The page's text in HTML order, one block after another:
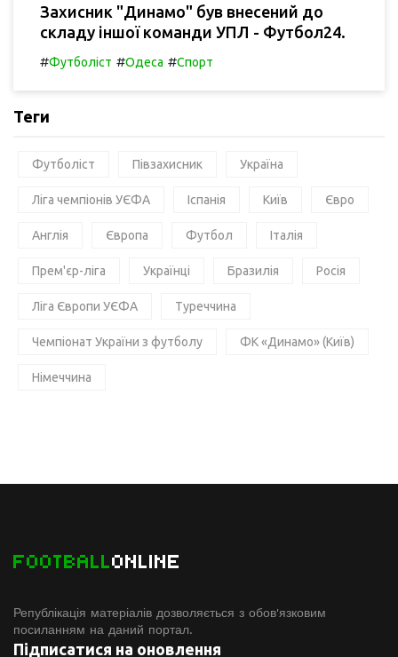
Захисник "Динамо" був внесений до
складу іншої команди УПЛ - Футбол24.
#Футболіст #Одеса #Спорт
Теги
Футболіст Півзахисник Україна
Ліга чемпіонів УЄФА Іспанія Київ Євро
Англія Європа Футбол Італія
Прем'єр-ліга Українці Бразилія Росія
Ліга Європи УЄФА Туреччина
Чемпіонат України з футболу ФК «Динамо» (Київ)
Німеччина
FOOTBALLONLINE
Републікація матеріалів дозволяється з обов'язковим
посиланням на даний портал.
Підписатися на оновлення